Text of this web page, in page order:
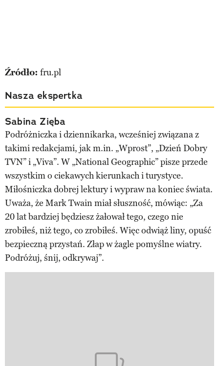
Źródło: fru.pl
Nasza ekspertka
Sabina Zięba
Podróżniczka i dziennikarka, wcześniej związana z
takimi redakcjami, jak m.in. „Wprost”, „Dzień Dobry
TVN” i „Viva”. W „National Geographic” pisze przede
wszystkim o ciekawych kierunkach i turystyce.
Miłośniczka dobrej lektury i wypraw na koniec świata.
Uważa, że Mark Twain miał słuszność, mówiąc: „Za
20 lat bardziej będziesz żałował tego, czego nie
zrobiłeś, niż tego, co zrobiłeś. Więc odwiąż liny, opuść
bezpieczną przystań. Złap w żagle pomyślne wiatry.
Podróżuj, śnij, odkrywaj”.